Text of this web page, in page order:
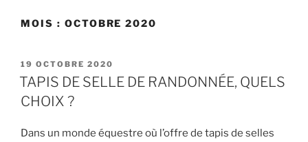
MOIS : OCTOBRE 2020
PUBLIÉ
LE
19 OCTOBRE 2020
TAPIS DE SELLE DE RANDONNÉE, QUELS
CHOIX ?
Dans un monde équestre où l’offre de tapis de selles